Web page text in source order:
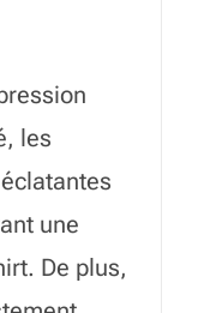
les
une
De plus,